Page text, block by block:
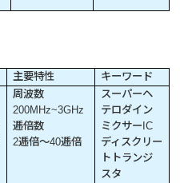
主要特性
キーワード
周波数
200MHz~3GHz
逓倍数
2逓倍～40逓倍
スーパーヘ
テロダイン
ミクサーIC
ディスクリー
トトランジ
スタ